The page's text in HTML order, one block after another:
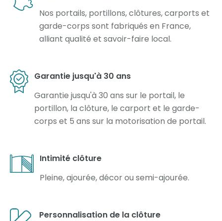
Nos portails, portillons, clôtures, carports et
garde-corps sont fabriqués en France,
alliant qualité et savoir-faire local.
Garantie jusqu'à 30 ans
Garantie jusqu'à 30 ans sur le portail, le
portillon, la clôture, le carport et le garde-
corps et 5 ans sur la motorisation de portail.
Intimité clôture
Pleine, ajourée, décor ou semi-ajourée.
Personnalisation de la clôture